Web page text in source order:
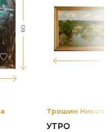
60
174
Трошин
УТРО